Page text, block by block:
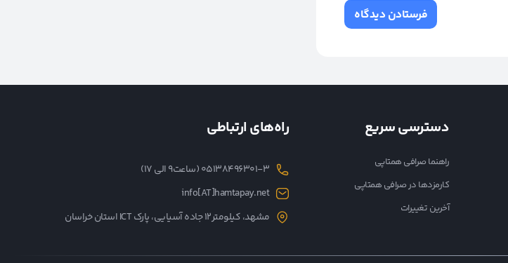
دسترسی سریع
راهنما صرافی همتاپی
کارمزدها در صرافی همتاپی
آخرین تغییرات
راه‌های ارتباطی
05138496301-3 (ساعت۹ الی ۱۷)
info[AT]hamtapay.net
مشهد، کیلومتر12 جاده آسیایی، پارک ICT استان خراسان